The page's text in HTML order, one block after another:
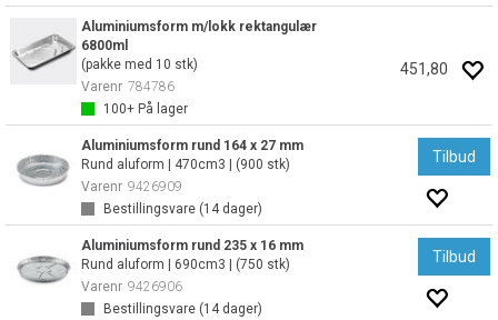
Aluminiumsform m/lokk rektangulær
6800ml
(pakke med 10 stk)
Varenr 784786
100+ På lager
451,80
Aluminiumsform rund 164 x 27 mm
Rund aluform | 470cm3 | (900 stk)
Varenr 9426909
Bestillingsvare (14dager)
Tilbud
Aluminiumsform rund 235 x 16 mm
Rund aluform | 690cm3 | (750 stk)
Varenr 9426906
Bestillingsvare (14dager)
Tilbud